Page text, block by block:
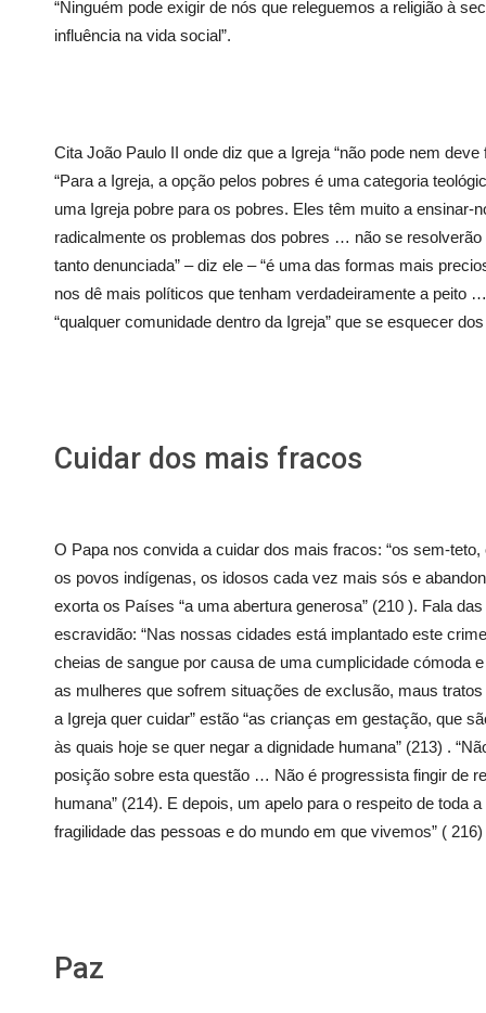
“Ninguém pode exigir de nós que releguemos a religião à
influência na vida social”.
Cita João Paulo II onde diz que a Igreja “não pode nem
“Para a Igreja, a opção pelos pobres é uma categoria
uma Igreja pobre para os pobres. Eles têm muito a ensinar-
radicalmente os problemas dos pobres … não se resolverão
tanto denunciada” – diz ele – “é uma das formas mais
nos dê mais políticos que tenham verdadeiramente a peito
“qualquer comunidade dentro da Igreja” que se esquecer
Cuidar dos mais fracos
O Papa nos convida a cuidar dos mais fracos: “os sem-
os povos indígenas, os idosos cada vez mais sós e
exorta os Países “a uma abertura generosa” (210 ). Fala
escravidão: “Nas nossas cidades está implantado este
cheias de sangue por causa de uma cumplicidade cómoda
as mulheres que sofrem situações de exclusão, maus
a Igreja quer cuidar” estão “as crianças em gestação, que
às quais hoje se quer negar a dignidade humana” (213) .
posição sobre esta questão … Não é progressista fingir de
humana” (214). E depois, um apelo para o respeito de toda
fragilidade das pessoas e do mundo em que vivemos” ( 216)
Paz